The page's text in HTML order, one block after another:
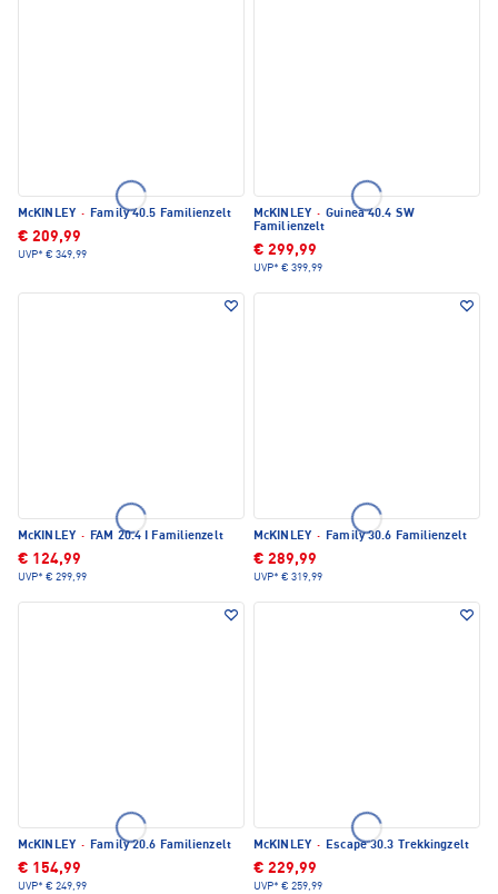
McKINLEY · Family 40.5 Familienzelt
€ 209,99
UVP* € 349,99
McKINLEY · Guinea 40.4 SW
Familienzelt
€ 299,99
UVP* € 399,99
McKINLEY · FAM 20.4 I Familienzelt
€ 124,99
UVP* € 299,99
McKINLEY · Family 30.6 Familienzelt
€ 289,99
UVP* € 319,99
McKINLEY · Family 20.6 Familienzelt
€ 154,99
UVP* € 249,99
McKINLEY · Escape 30.3 Trekkingzelt
€ 229,99
UVP* € 259,99